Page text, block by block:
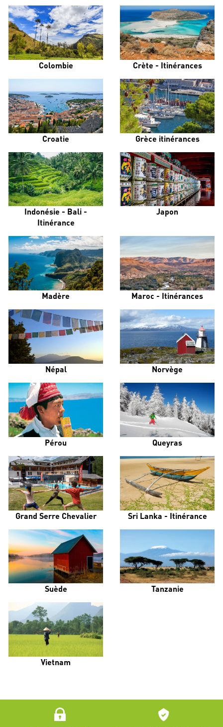
Colombie Crète - Itinérances
Croatie Grèce itinérances
Indonésie - Bali -
Itinérance
Japon
Madère Maroc - Itinérances
Népal Norvège
Pérou Queyras
Grand Serre Chevalier Sri Lanka - Itinérance
Suède Tanzanie
Vietnam